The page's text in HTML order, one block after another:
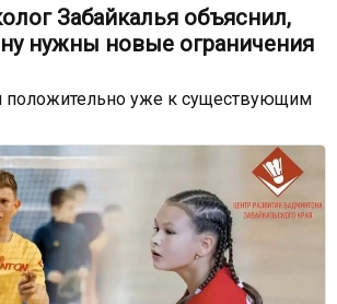
Забайкалья объяснил,
нужны новые ограничения
положительно уже к существующим